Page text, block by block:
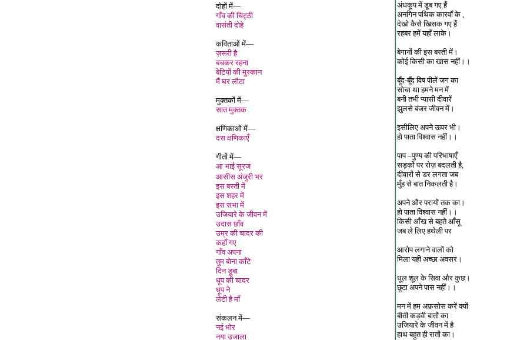
दोहों में—
गाँव की चिट्ठी
वासंती दोहे
कविताओं में—
ज़रूरी है
बचकर रहना
बेटियों की मुस्कान
मैं घर लौटा
मुक्तकों में—
सात मुक्तक
क्षणिकाओं में—
दस क्षणिकाएँ
गीतों में—
आ भाई सूरज
आसीस अंजुरी भर
इस बस्ती मे
इस शहर में
इस सभा में
उजियारे के जीवन में
उदास छाँव
उम्र की चादर की
कहाँ गए
गाँव अपना
तुम बोना काँटे
दिन डूबा
धूप की चादर
धूप ने
लेटी है माँ
संकलन में—
नई भोर
नया उजाला
अंधकूप में डूब गए हैं
अनगिन पथिक कारवाँ के ,
देखो कैसे खिसक गए हैं
रहबर हमें यहाँ लाके।
बेगानों की इस बस्ती में।
कोई किसी का खास नहीं।।
बूँद-बूँद विष पीलें जग का
सोचा था हमने मन में
बनी तभी प्यासी दीवारें
झुलसे बंजर जीवन में।
इसीलिए अपने ऊपर भी।
हो पाता विश्वास नहीं।।
पाप –पुण्य की परिभाषाएँ
सड़कों पर रोज़ बदलती है,
दीवारों से डर लगता जब
मुँह से बात निकलती है।
अपने और परायों तक का।
हो पाता विश्वास नहीं।।
किसी आँख से बहते आँसू
जब ले लिए हथेली पर
आरोप लगाने वालों को
मिला यही अच्छा अवसर।
धूल शूल के सिवा और कुछ।
छूटा अपने पास नहीं।।
मन में हम अफ़सोस करें क्यों
बीती कड़वी बातों का
उजियारे के जीवन में है
हाथ बहुत ही रातों का।